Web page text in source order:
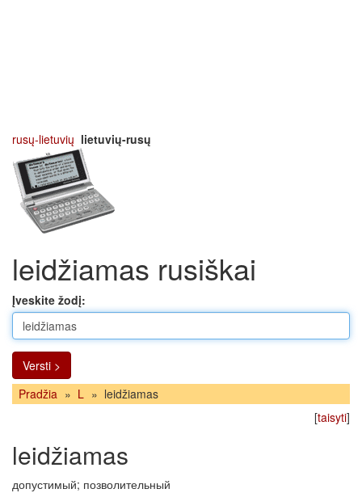
rusų-lietuvių lietuvių-rusų
leidžiamas rusiškai
Įveskite žodį:
Versti >
Pradžia » L » leidžiamas
[taisyti]
leidžiamas
допустимый; позволительный